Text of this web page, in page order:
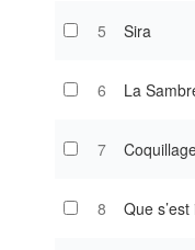
5 Sira
6 La
7
8 Que